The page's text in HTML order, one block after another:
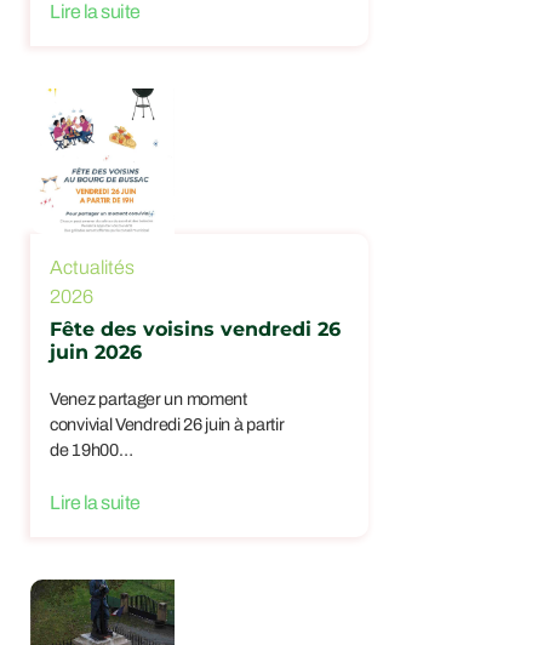
Lire la suite
Actualités
2026
Fête des voisins vendredi 26
juin 2026
Venez partager un moment
convivial Vendredi 26 juin à partir
de 19h00…
Lire la suite